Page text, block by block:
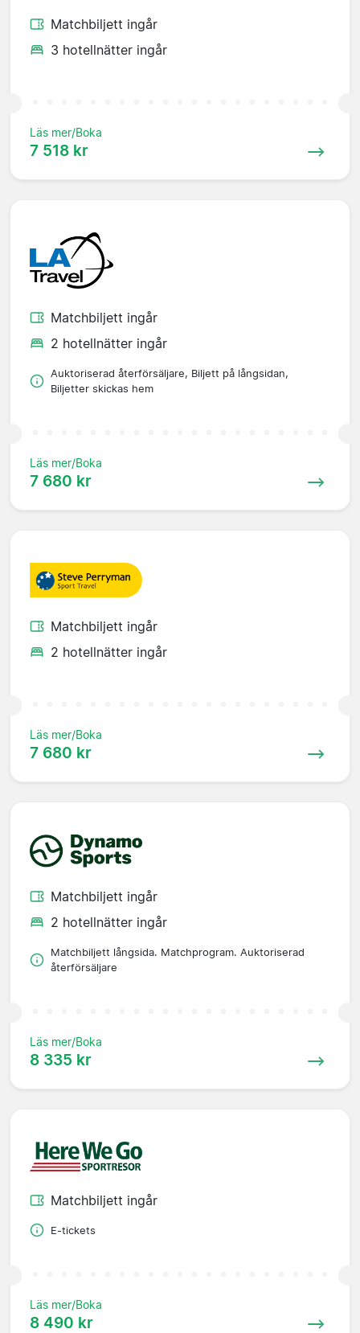
Matchbiljett ingår
3 hotellnätter ingår
Läs mer/Boka
7 518 kr
Matchbiljett ingår
2 hotellnätter ingår
Auktoriserad återförsäljare, Biljett på långsidan,
Biljetter skickas hem
Läs mer/Boka
7 680 kr
Matchbiljett ingår
2 hotellnätter ingår
Läs mer/Boka
7 680 kr
Matchbiljett ingår
2 hotellnätter ingår
Matchbiljett långsida. Matchprogram. Auktoriserad
återförsäljare
Läs mer/Boka
8 335 kr
Matchbiljett ingår
E-tickets
Läs mer/Boka
8 490 kr